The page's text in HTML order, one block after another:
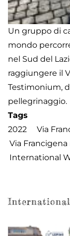
Un gruppo di
mondo
nel Sud del
raggiungere il
Testimonium,
pellegrinaggio.
Tags
2022
Via
Via
International